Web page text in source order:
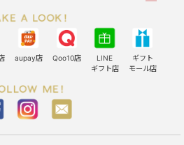
aupay店 Qoo10店
LINE
ギフト店
ギフト
モール店